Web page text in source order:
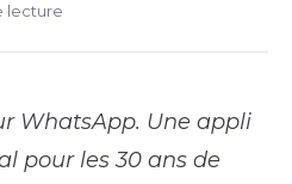
lecture
WhatsApp. Une appli
pour les 30 ans de